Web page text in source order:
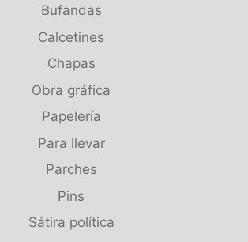
Bufandas
Calcetines
Chapas
Obra gráfica
Papelería
Para llevar
Parches
Pins
Sátira política